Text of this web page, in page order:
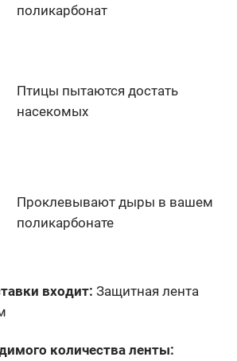
поликарбонат
Птицы пытаются достать
насекомых
Проклевывают дыры в вашем
поликарбонате
входит: Защитная лента
количества ленты: